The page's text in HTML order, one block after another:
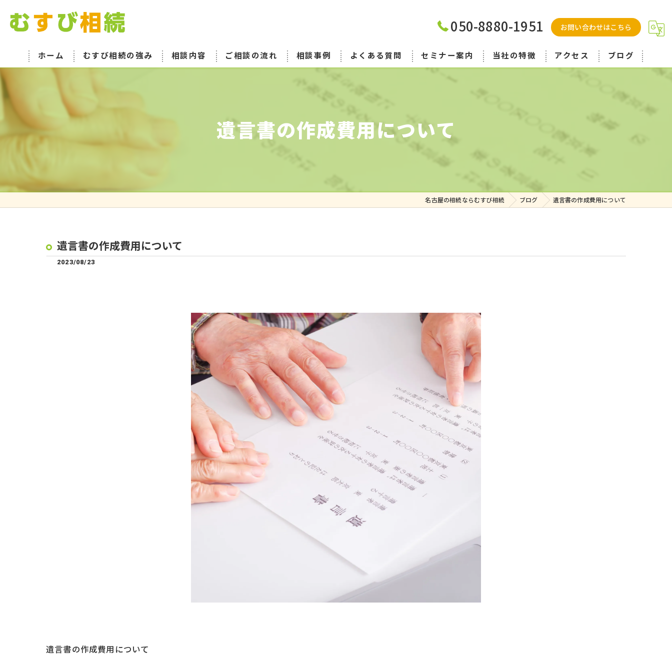
050-8880-1951 お問い合わせはこちら
ホーム むすび相続の強み 相談内容 ご相談の流れ 相談事例 よくある質問 セミナー案内 当社の特徴 アクセス ブログ
遺言書の作成費用について
名古屋の相続ならむすび相続 ブログ 遺言書の作成費用について
遺言書の作成費用について
2023/08/23
遺言書の作成費用について